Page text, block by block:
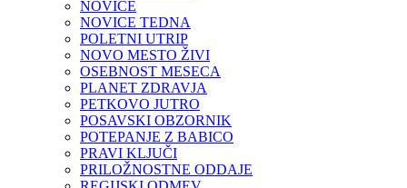
NOVICE
NOVICE TEDNA
POLETNI UTRIP
NOVO MESTO ŽIVI
OSEBNOST MESECA
PLANET ZDRAVJA
PETKOVO JUTRO
POSAVSKI OBZORNIK
POTEPANJE Z BABICO
PRAVI KLJUČI
PRILOŽNOSTNE ODDAJE